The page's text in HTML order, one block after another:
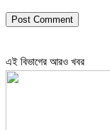
এই বিভাগের আরও খবর